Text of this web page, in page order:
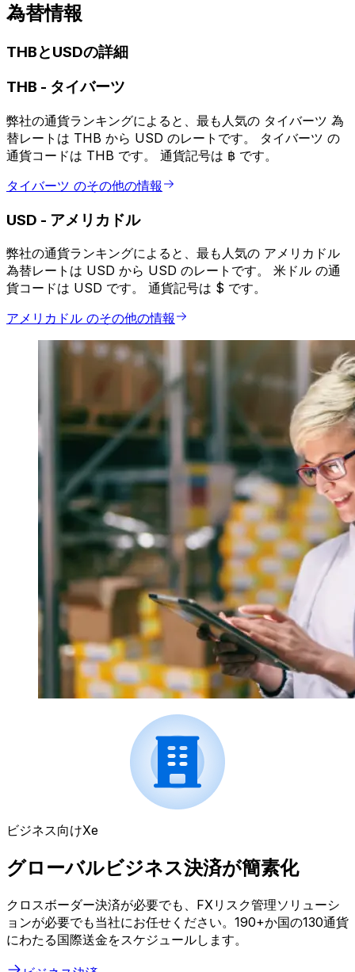
為替情報
THBとUSDの詳細
THB - タイバーツ
弊社の通貨ランキングによると、最も人気の タイバーツ 為
替レートは THB から USD のレートです。 タイバーツ の
通貨コードは THB です。 通貨記号は ฿ です。
タイバーツ のその他の情報
USD - アメリカドル
弊社の通貨ランキングによると、最も人気の アメリカドル
為替レートは USD から USD のレートです。 米ドル の通
貨コードは USD です。 通貨記号は $ です。
アメリカドル のその他の情報
ビジネス向けXe
グローバルビジネス決済が簡素化
クロスボーダー決済が必要でも、FXリスク管理ソリューシ
ョンが必要でも当社にお任せください。190+か国の130通貨
にわたる国際送金をスケジュールします。